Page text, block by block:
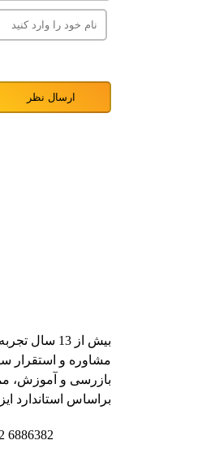
بیش از 13
مشاوره و استقرار
بازرسی و آموزش،
براساس استاندارد ایزو
6886382 912 (98+)